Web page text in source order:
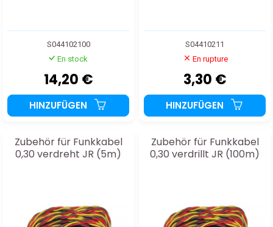
S044102100
En stock
14,20 €
HINZUFÜGEN
S04410211
En rupture
3,30 €
HINZUFÜGEN
Zubehör für Funkkabel
0,30 verdreht JR (5m)
Zubehör für Funkkabel
0,30 verdrillt JR (100m)